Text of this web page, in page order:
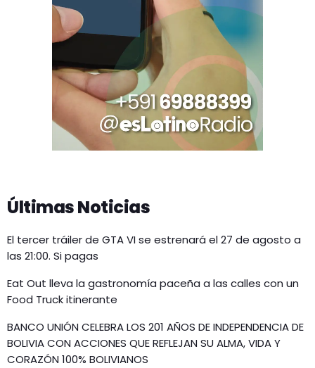
Últimas Noticias
El tercer tráiler de GTA VI se estrenará el 27 de agosto a
las 21:00. Si pagas
Eat Out lleva la gastronomía paceña a las calles con un
Food Truck itinerante
BANCO UNIÓN CELEBRA LOS 201 AÑOS DE INDEPENDENCIA DE
BOLIVIA CON ACCIONES QUE REFLEJAN SU ALMA, VIDA Y
CORAZÓN 100% BOLIVIANOS